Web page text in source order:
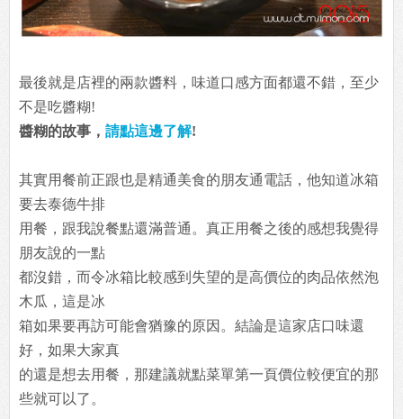
最後就是店裡的兩款醬料，味道口感方面都還不錯，至少
不是吃醬糊!
醬糊的故事， 請點這邊了解!
其實用餐前正跟也是精通美食的朋友通電話，他知道冰箱
要去泰德牛排
用餐，跟我說餐點還滿普通。真正用餐之後的感想我覺得
朋友說的一點
都沒錯，而令冰箱比較感到失望的是高價位的肉品依然泡
木瓜，這是冰
箱如果要再訪可能會猶豫的原因。結論是這家店口味還
好，如果大家真
的還是想去用餐，那建議就點菜單第一頁價位較便宜的那
些就可以了。